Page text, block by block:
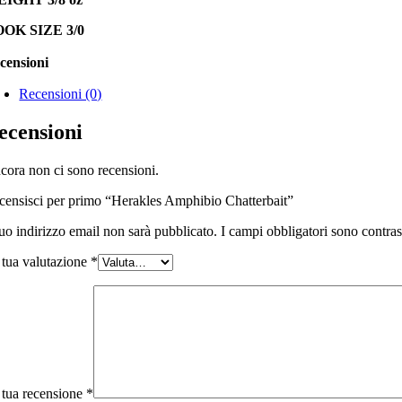
SIZE 3/0
Recensioni (0)
non ci sono recensioni.
per primo “Herakles Amphibio Chatterbait”
indirizzo email non sarà pubblicato. I campi obbligatori sono
valutazione *
recensione *